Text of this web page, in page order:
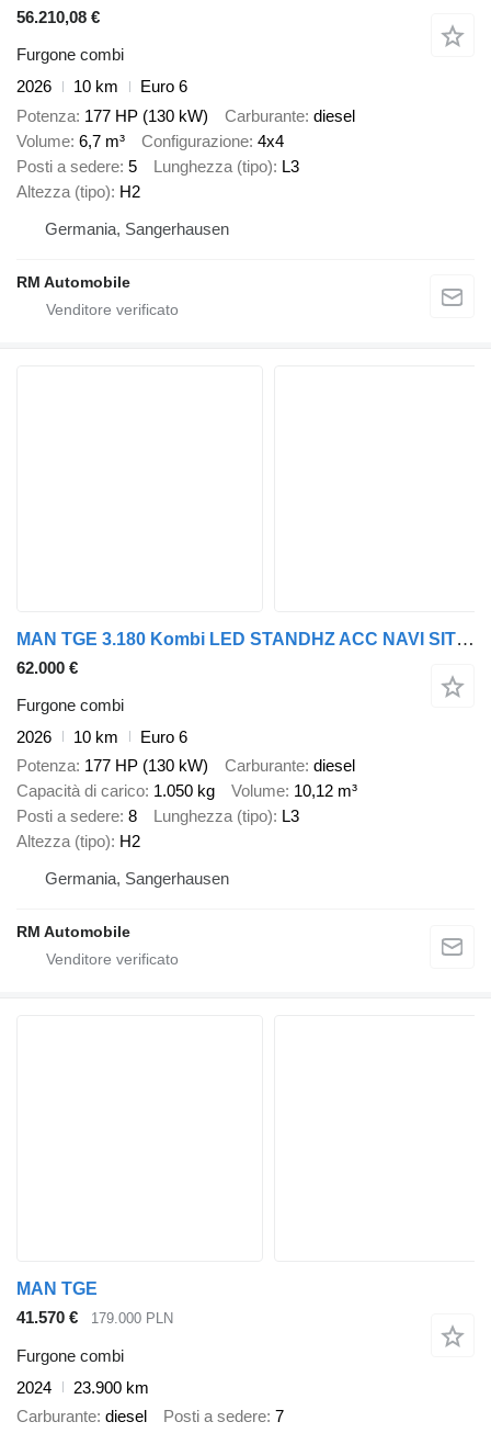
56.210,08 €
Furgone combi
2026
10 km
Euro 6
Potenza 177 HP (130 kW) Carburante diesel
Volume 6,7 m³ Configurazione 4x4
Posti a sedere 5 Lunghezza (tipo) L3
Altezza (tipo) H2
Germania, Sangerhausen
RM Automobile
MAN TGE 3.180 Kombi LED STANDHZ ACC NAVI SITZHZ L3H2
62.000 €
Furgone combi
2026
10 km
Euro 6
Potenza 177 HP (130 kW) Carburante diesel
Capacità di carico 1.050 kg Volume 10,12 m³
Posti a sedere 8 Lunghezza (tipo) L3
Altezza (tipo) H2
Germania, Sangerhausen
RM Automobile
MAN TGE
41.570 €
179.000 PLN
Furgone combi
2024
23.900 km
Carburante diesel Posti a sedere 7